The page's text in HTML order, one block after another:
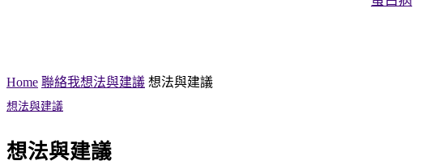
Home 聯絡我想法與建議 想法與建議
想法與建議
想法與建議